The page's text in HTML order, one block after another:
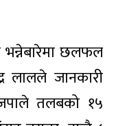
छलफल
लालले जानकारी
तलबको १५